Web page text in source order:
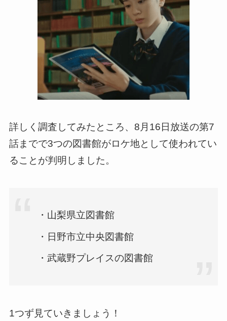
詳しく調査してみたところ、8月16日放送の第7
話までで3つの図書館がロケ地として使われてい
ることが判明しました。
・山梨県立図書館
・日野市立中央図書館
・武蔵野プレイスの図書館
1つず見ていきましょう！